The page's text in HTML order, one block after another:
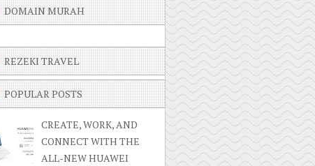
DOMAIN MURAH
REZEKI TRAVEL
POPULAR POSTS
CREATE, WORK, AND
CONNECT WITH THE
ALL-NEW HUAWEI